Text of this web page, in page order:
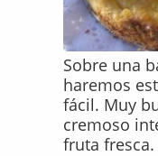
Sobre una
haremos
fácil. Muy
cremoso
fruta fresca.